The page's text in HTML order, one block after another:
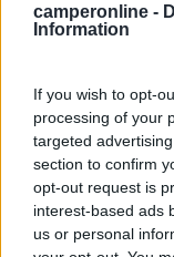
camperonline -
Information
If you wish to opt-
processing of your
targeted
section to confirm
opt-out request is
interest-based ads
us or personal
Area di sosta